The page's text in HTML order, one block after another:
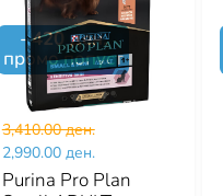
-420ден.
промо попуст
3,410.00 ден.
2,990.00 ден.
Purina Pro Plan